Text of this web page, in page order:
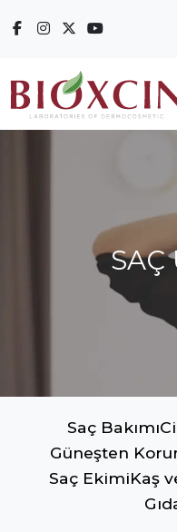
SAÇ
Saç Bakımı
Güneşten
Saç EkimiKaş